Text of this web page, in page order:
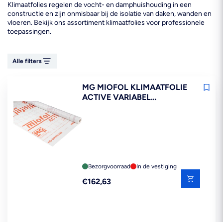
Klimaatfolies regelen de vocht- en damphuishouding in een
constructie en zijn onmisbaar bij de isolatie van daken, wanden en
vloeren. Bekijk ons assortiment klimaatfolies voor professionele
toepassingen.
Alle filters
MG MIOFOL KLIMAATFOLIE
ACTIVE VARIABEL
Bezorgvoorraad In de vestiging
Reguliere
€162,63